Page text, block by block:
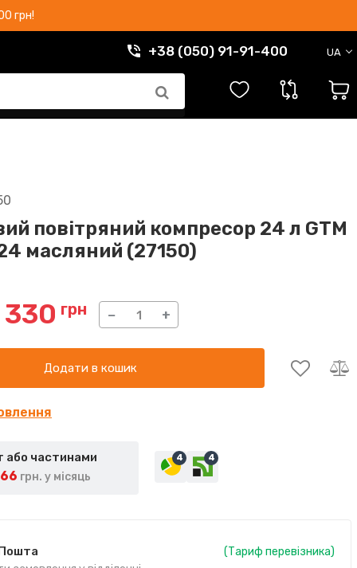
грн!
+38 (050) 91-91-400 UA
повітряний компресор 24 л GTM
масляний (27150)
грн − +
Додати в кошик
або частинами
грн. у місяць
4 4
(Тариф перевізника)